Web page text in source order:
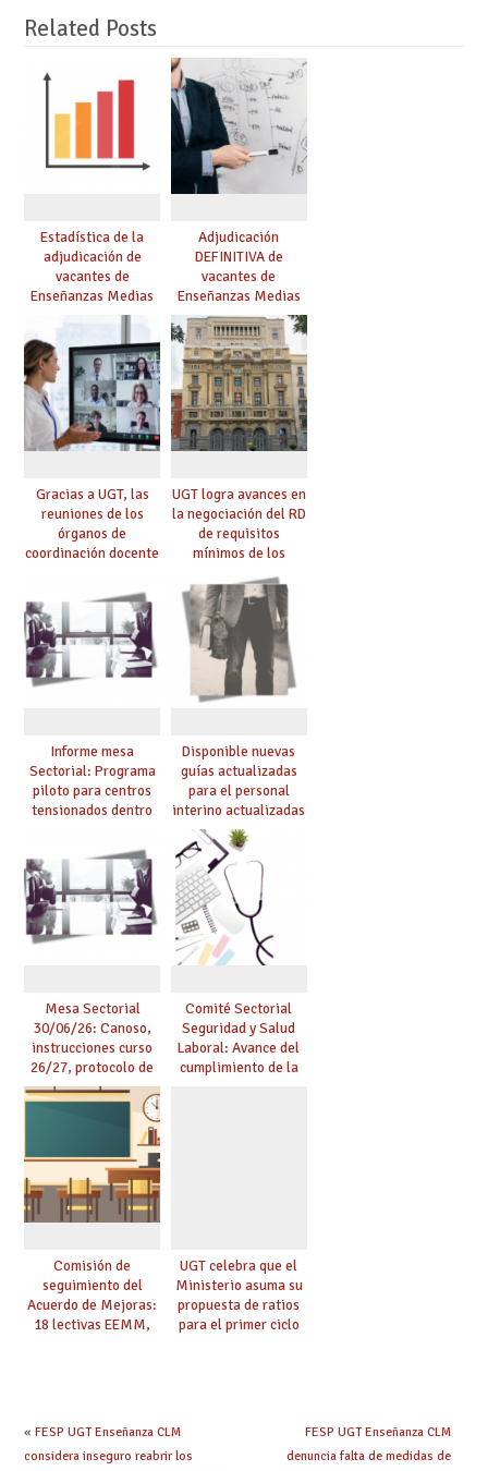
Related Posts
Estadística de la
adjudicación de
vacantes de
Enseñanzas Medias
para el curso 26/27
Adjudicación
DEFINITIVA de
vacantes de
Enseñanzas Medias
para el curso 26-27
Gracias a UGT, las
reuniones de los
órganos de
coordinación docente
de manera
telemática, sin exigir
presencialidad en el
centro
UGT logra avances en
la negociación del RD
de requisitos
mínimos de los
centros educativos y
exige al Ministerio
que los compromisos
se materialicen con
la mayor agilidad
posible
Informe mesa
Sectorial: Programa
piloto para centros
tensionados dentro
Acuerdo de Mejoras y
evaluación del curso
25/26
Disponible nuevas
guías actualizadas
para el personal
interino actualizadas
para el curso 26/27
Mesa Sectorial
30/06/26: Canoso,
instrucciones curso
26/27, protocolo de
agresiones.
Comité Sectorial
Seguridad y Salud
Laboral: Avance del
cumplimiento de la
Comisión de
seguimiento del
Acuerdo de Mejoras:
18 lectivas EEMM,
UGT celebra que el
Ministerio asuma su
propuesta de ratios
para el primer ciclo
« FESP UGT Enseñanza CLM
considera inseguro reabrir los
FESP UGT Enseñanza CLM
denuncia falta de medidas de